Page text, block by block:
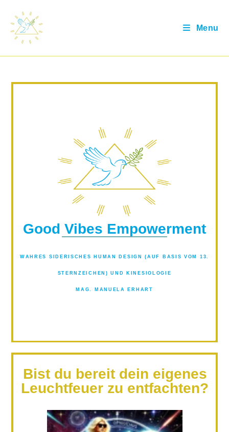
Menu
Good Vibes Empowerment
WAHRES SIDERISCHES HUMAN DESIGN (AUF BASIS VOM 13.
STERNZEICHEN) UND KINESIOLOGIE
MAG. MANUELA ERHART
Bist du bereit dein eigenes
Leuchtfeuer zu entfachten?